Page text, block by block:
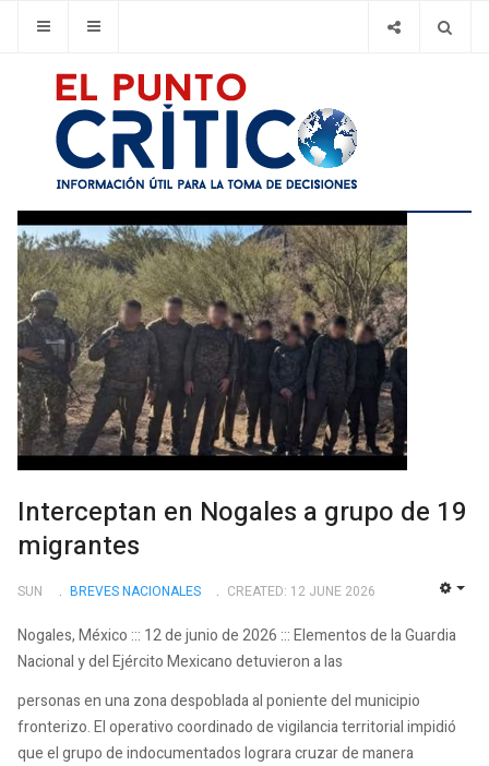
Interceptan en Nogales a grupo de 19
migrantes
SUN BREVES NACIONALES CREATED: 12 JUNE 2026
Nogales, México ::: 12 de junio de 2026 ::: Elementos de la Guardia
Nacional y del Ejército Mexicano detuvieron a las
personas en una zona despoblada al poniente del municipio
fronterizo. El operativo coordinado de vigilancia territorial impidió
que el grupo de indocumentados lograra cruzar de manera